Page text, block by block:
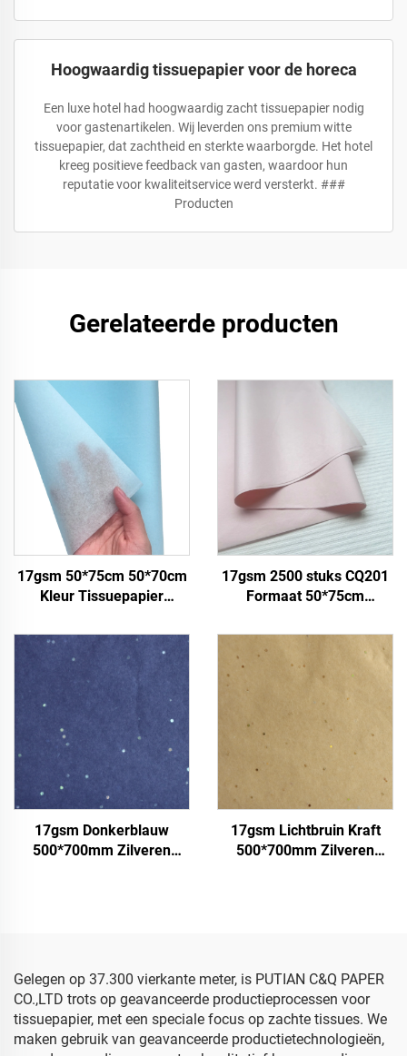
Hoogwaardig tissuepapier voor de horeca
Een luxe hotel had hoogwaardig zacht tissuepapier nodig
voor gastenartikelen. Wij leverden ons premium witte
tissuepapier, dat zachtheid en sterkte waarborgde. Het hotel
kreeg positieve feedback van gasten, waardoor hun
reputatie voor kwaliteitservice werd versterkt. ###
Producten
Gerelateerde producten
17gsm 50*75cm 50*70cm
Kleur Tissuepapier
Papier voor Verpakking
Verpakkingspapier Tissue
edelstenen
17gsm 2500 stuks CQ201
Formaat 50*75cm
Fabriek direct Voedsel
Fruit Kleding T-shirt
Schoenen
Verpakkingspapier
17gsm Donkerblauw
500*700mm Zilveren
Sjabloenpapier
17gsm Lichtbruin Kraft
500*700mm Zilveren
Gelegen op 37.300 vierkante meter, is PUTIAN C&Q PAPER
CO.,LTD trots op geavanceerde productieprocessen voor
tissuepapier, met een speciale focus op zachte tissues. We
maken gebruik van geavanceerde productietechnologieën,